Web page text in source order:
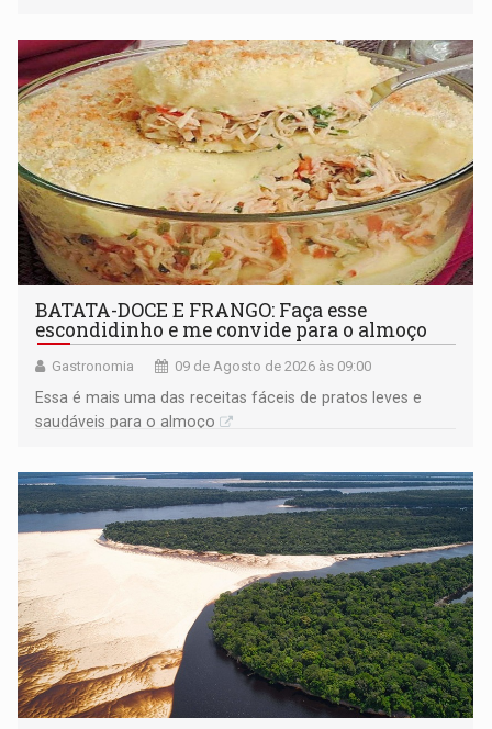
BATATA-DOCE E FRANGO: Faça esse
escondidinho e me convide para o almoço
Gastronomia 09 de Agosto de 2026 às 09:00
Essa é mais uma das receitas fáceis de pratos leves e
saudáveis para o almoço